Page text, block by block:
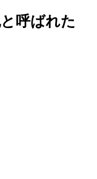
呼ばれた